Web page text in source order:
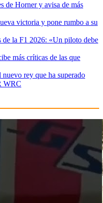
de Horner y avisa de más
victoria y pone rumbo a su
la F1 2026: «Un piloto debe
más críticas de las que
rey que ha superado
WRC